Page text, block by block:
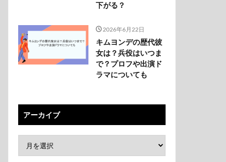
下がる？
2026年6月22日
キムヨンデの歴代彼
女は？兵役はいつま
で？プロフや出演ド
ラマについても
アーカイブ